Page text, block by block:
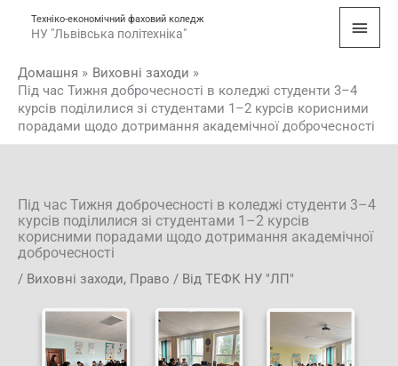
Техніко-економічний фаховий коледж
НУ "Львівська політехніка"
Домашня
Виховні заходи
Під час Тижня доброчесності в коледжі студенти 3–4
курсів поділилися зі студентами 1–2 курсів корисними
порадами щодо дотримання академічної доброчесності
Під час Тижня доброчесності в коледжі студенти 3–4
курсів поділилися зі студентами 1–2 курсів
корисними порадами щодо дотримання академічної
доброчесності
/ Виховні заходи, Право / Від ТЕФК НУ "ЛП"